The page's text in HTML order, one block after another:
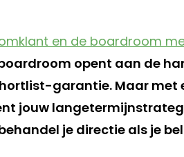
en de boardroom
opent aan de
garantie. Maar met
jouw
je directie als je